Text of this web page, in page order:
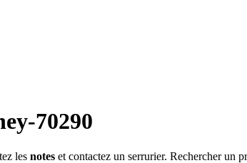
70290
les notes et contactez un serrurier. Rechercher un